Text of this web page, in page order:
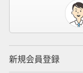
新規会員登録